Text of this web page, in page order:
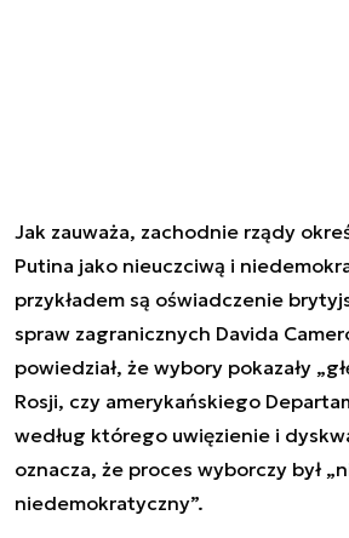
Jak zauważa, zachodnie rządy
Putina jako nieuczciwą i
przykładem są oświadczenie
spraw zagranicznych Davida
powiedział, że wybory pokazały
Rosji, czy amerykańskiego
według którego uwięzienie i
oznacza, że proces wyborczy był
niedemokratyczny”.